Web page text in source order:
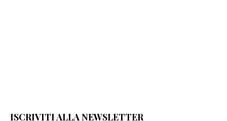
ISCRIVITI ALLA NEWSLETTER